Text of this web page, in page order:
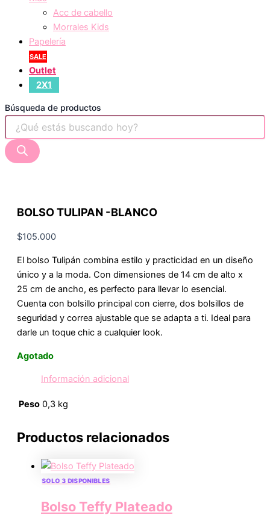
Acc de cabello
Morrales Kids
Papelería
SALE
Outlet
2X1
Búsqueda de productos
BOLSO TULIPAN -BLANCO
$105.000
El bolso Tulipán combina estilo y practicidad en un diseño
único y a la moda. Con dimensiones de 14 cm de alto x
25 cm de ancho, es perfecto para llevar lo esencial.
Cuenta con bolsillo principal con cierre, dos bolsillos de
seguridad y correa ajustable que se adapta a ti. Ideal para
darle un toque chic a cualquier look.
Agotado
Información adicional
Peso 0,3 kg
Productos relacionados
SOLO 3 DISPONIBLES
Bolso Teffy Plateado